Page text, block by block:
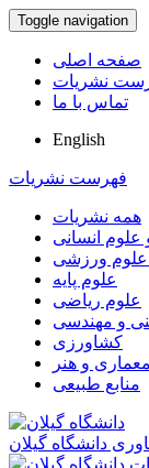
Toggle navigation
صفحه اصلی
نشریات
تماس با ما
English
فهرست نشریات
همه نشریات
علوم انسانی
علوم ورزشی
علوم پایه
علوم ریاضی
و مهندسی
کشاورزی
معماری و هنر
منابع طبیعی
دانشگاه گیلان